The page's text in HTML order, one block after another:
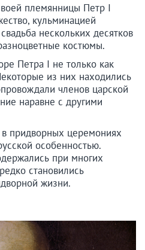
племянницы Петр I
кульминацией
нескольких десятков
костюмы.
Петра I не только как
из них находились
членов царской
наравне с другими
придворных церемониях
особенностью.
при многих
становились
жизни.